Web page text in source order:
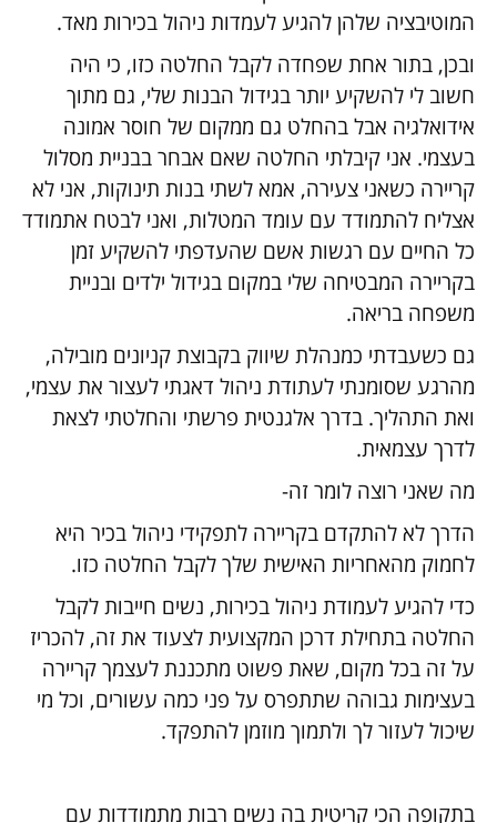
המוטיבציה שלהן להגיע לעמדות ניהול בכירות מאד.
ובכן, בתור אחת שפחדה לקבל החלטה כזו, כי היה
חשוב לי להשקיע יותר בגידול הבנות שלי, גם מתוך
אידואלגיה אבל בהחלט גם ממקום של חוסר אמונה
בעצמי. אני קיבלתי החלטה שאם אבחר בבניית מסלול
קריירה כשאני צעירה, אמא לשתי בנות תינוקות, אני לא
אצליח להתמודד עם עומד המטלות, ואני לבטח אתמודד
כל החיים עם רגשות אשם שהעדפתי להשקיע זמן
בקריירה המבטיחה שלי במקום בגידול ילדים ובניית
משפחה בריאה.
גם כשעבדתי כמנהלת שיווק בקבוצת קניונים מובילה,
מהרגע שסומנתי לעתודת ניהול דאגתי לעצור את עצמי,
ואת התהליך. בדרך אלגנטית פרשתי והחלטתי לצאת
לדרך עצמאית.
מה שאני רוצה לומר זה-
הדרך לא להתקדם בקריירה לתפקידי ניהול בכיר היא
לחמוק מהאחריות האישית שלך לקבל החלטה כזו.
כדי להגיע לעמודת ניהול בכירות, נשים חייבות לקבל
החלטה בתחילת דרכן המקצועית לצעוד את זה, להכריז
על זה בכל מקום, שאת פשוט מתכננת לעצמך קריירה
בעצימות גבוהה שתתפרס על פני כמה עשורים, וכל מי
שיכול לעזור לך ולתמוך מוזמן להתפקד.
בתקופה הכי קריטית בה נשים רבות מתמודדות עם